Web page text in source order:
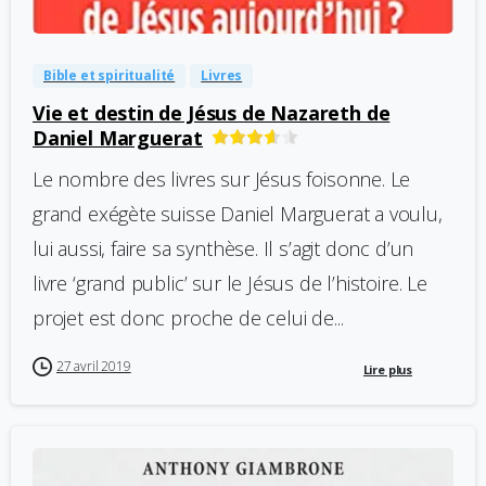
Bible et spiritualité Livres
Vie et destin de Jésus de Nazareth de
Daniel Marguerat
Le nombre des livres sur Jésus foisonne. Le
grand exégète suisse Daniel Marguerat a voulu,
lui aussi, faire sa synthèse. Il s’agit donc d’un
livre ‘grand public’ sur le Jésus de l’histoire. Le
projet est donc proche de celui de...
27 avril 2019 Lire plus